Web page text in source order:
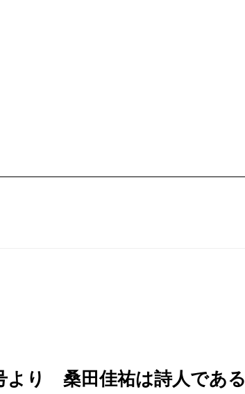
より 桑田佳祐は詩人である